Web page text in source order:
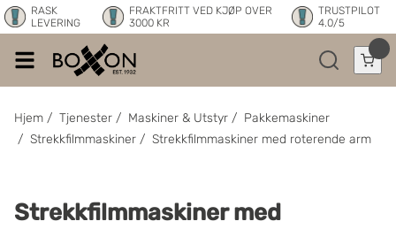
RASK
LEVERING
FRAKTFRITT VED KJØP OVER
3000 KR
TRUSTPILOT
4.0/5
Hjem / Tjenester / Maskiner & Utstyr / Pakkemaskiner
/ Strekkfilmmaskiner / Strekkfilmmaskiner med roterende arm
Strekkfilmmaskiner med